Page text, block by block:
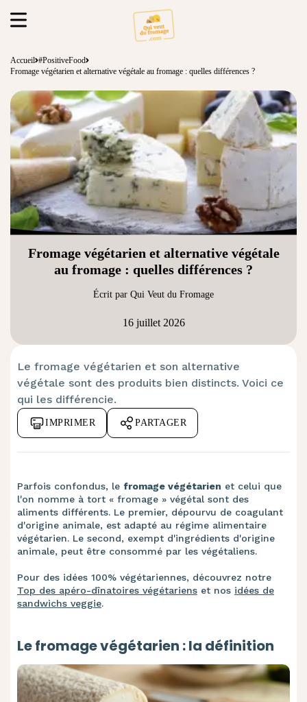
Accueil #PositiveFood
Fromage végétarien et alternative végétale au fromage : quelles différences ?
Fromage végétarien et alternative végétale
au fromage : quelles différences ?
Écrit par Qui Veut du Fromage
16 juillet 2026
Le fromage végétarien et son alternative
végétale sont des produits bien distincts. Voici ce
qui les différencie.
IMPRIMER PARTAGER
Parfois confondus, le fromage végétarien et celui que
l'on nomme à tort « fromage » végétal sont des
aliments différents. Le premier, dépourvu de coagulant
d'origine animale, est adapté au régime alimentaire
végétarien. Le second, exempt d'ingrédients d'origine
animale, peut être consommé par les végétaliens.
Pour des idées 100% végétariennes, découvrez notre
Top des apéro-dînatoires végétariens et nos idées de
sandwichs veggie.
Le fromage végétarien : la définition